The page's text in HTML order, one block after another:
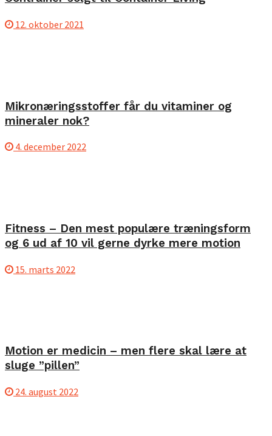
12. oktober 2021
Mikronæringsstoffer får du vitaminer og
mineraler nok?
4. december 2022
Fitness – Den mest populære træningsform
og 6 ud af 10 vil gerne dyrke mere motion
15. marts 2022
Motion er medicin – men flere skal lære at
sluge ”pillen”
24. august 2022